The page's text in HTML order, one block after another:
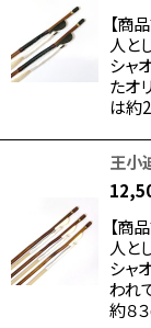
【商
人と
シャ
たオ
は約
王小
【商
人と
シャ
われ
約８